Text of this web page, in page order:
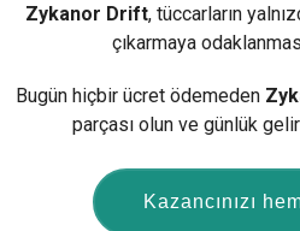
Zykanor Drift, tüccarların
çıkarmaya
Bugün hiçbir ücret ödemeden
parçası olun ve günlük
Kazancınızı